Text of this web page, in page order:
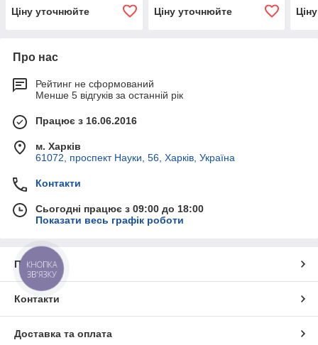
Ціну уточнюйте Ціну уточнюйте
Про нас
Рейтинг не сформований
Менше 5 відгуків за останній рік
Працює з 16.06.2016
м. Харків
61072, проспект Науки, 56, Харків, Україна
Контакти
Сьогодні працює з 09:00 до 18:00
Показати весь графік роботи
Про нас
Контакти
Доставка та оплата
КНОПКА
ЗВ'ЯЗКУ